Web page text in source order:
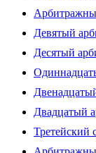
Девятый
Десятый
Двадцатый
Третейский